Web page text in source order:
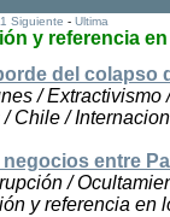
Siguiente -Ultima
y referencia
del colapso
/
Chile /
entre
/
y referencia en